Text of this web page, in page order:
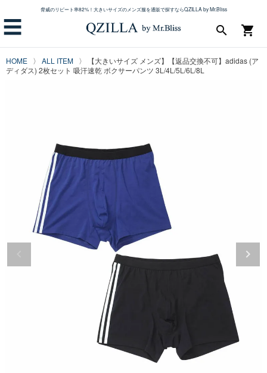
脅威のリピート率82%！大きいサイズのメンズ服を通販で探すならQZILLA by Mr.Bliss
☰ shopping_cart
search
HOME ALL ITEM
【大きいサイズ メンズ】【返品交換不可】adidas (ア
ディダス) 2枚セット 吸汗速乾 ボクサーパンツ 3L/4L/5L/6L/8L